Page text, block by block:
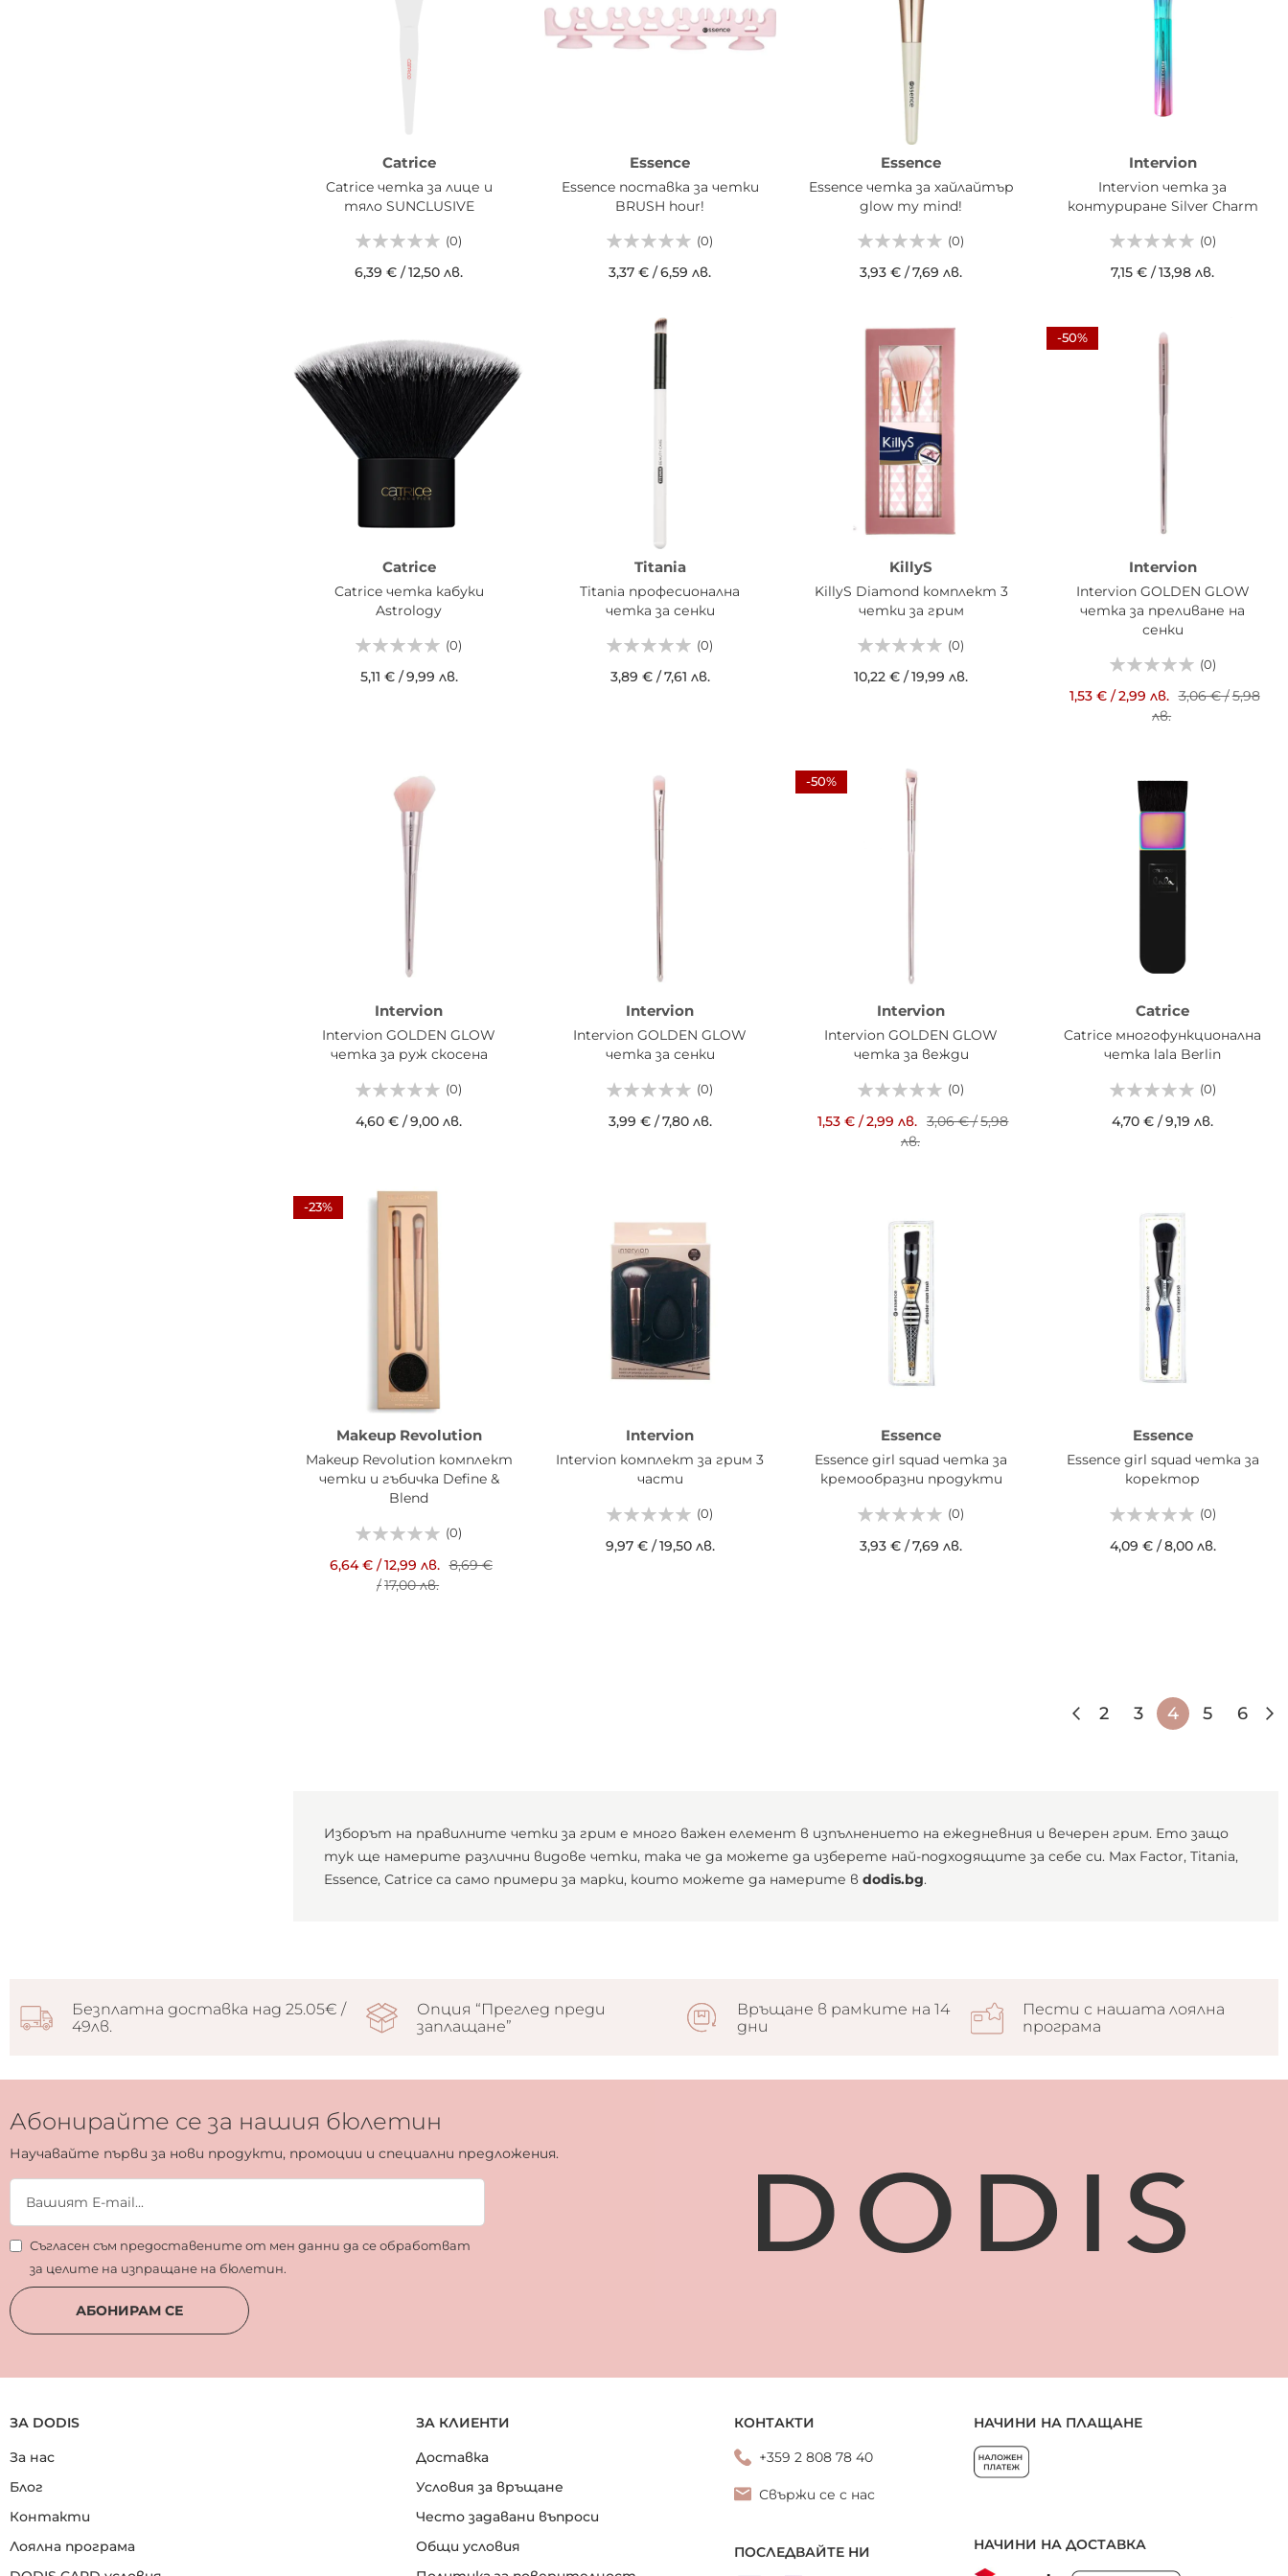
Catrice
Catrice четка за лице и
тяло SUNCLUSIVE
(0)
6,39 € /12,50 лв.
Essence
Essence поставка за четки
BRUSH hour!
(0)
3,37 € /6,59 лв.
Essence
Essence четка за хайлайтър
glow my mind!
(0)
3,93 € /7,69 лв.
Intervion
Intervion четка за
контуриране Silver Charm
(0)
7,15 € /13,98 лв.
Catrice
Catrice четка кабуки
Astrology
(0)
5,11 €/9,99 лв.
Titania
Titania професионална
четка за сенки
(0)
3,89 €/7,61 лв.
KillyS
KillyS Diamond комплект 3
четки за грим
(0)
10,22 € /19,99 лв.
-50%
Intervion
Intervion GOLDEN GLOW
четкa за преливане на
сенки
(0)
1,53 €/2,99 лв. 3,06 €/5,98
лв.
Intervion
Intervion GOLDEN GLOW
четкa за руж скосена
(0)
4,60 € /9,00 лв.
Intervion
Intervion GOLDEN GLOW
четка за сенки
(0)
3,99 €/7,80 лв.
-50%
Intervion
Intervion GOLDEN GLOW
четка за вежди
(0)
1,53 € /2,99 лв. 3,06 €/5,98
лв.
Catrice
Catrice многофункционална
четка lala Berlin
(0)
4,70 € /9,19 лв.
-23%
Makeup Revolution
Makeup Revolution комплект
четки и гъбичка Define &
Blend
(0)
6,64 €/12,99 лв. 8,69 €
/17,00 лв.
Intervion
Intervion комплект за грим 3
части
(0)
9,97 €/19,50 лв.
Essence
Essence girl squad четка за
кремообразни продукти
(0)
3,93 € /7,69 лв.
Essence
Essence girl squad четка за
коректор
(0)
4,09 €/8,00 лв.
Страница
Страница
Назад
Страница
2 Страница
3 В момента
4 5 6
Изборът на правилните четки за грим е много важен елемент в изпълнението на ежедневния и вечерен грим. Ето защо
тук ще намерите различни видове четки, така че да можете да изберете най-подходящите за себе си. Max Factor, Titania,
Essence, Catrice са само примери за марки, които можете да намерите в dodis.bg.
Безплатна доставка над 25.05€ /
49лв.
Опция “Преглед преди
заплащане”
Връщане в рамките на 14
дни
Пести с нашата лоялна
програма
Абонирайте се за нашия бюлетин
Научавайте първи за нови продукти, промоции и специални предложения.
Съгласен съм предоставените от мен данни да се обработват
за целите на изпращане на бюлетин.
АБОНИРАМ СЕ
ЗА DODIS
За нас
Блог
Контакти
Лоялна програма
ЗА КЛИЕНТИ
Доставка
Условия за връщане
Често задавани въпроси
Общи условия
КОНТАКТИ
+359 2 808 78 40
Свържи се с нас
ПОСЛЕДВАЙТЕ НИ
НАЧИНИ НА ПЛАЩАНЕ
НАЧИНИ НА ДОСТАВКА